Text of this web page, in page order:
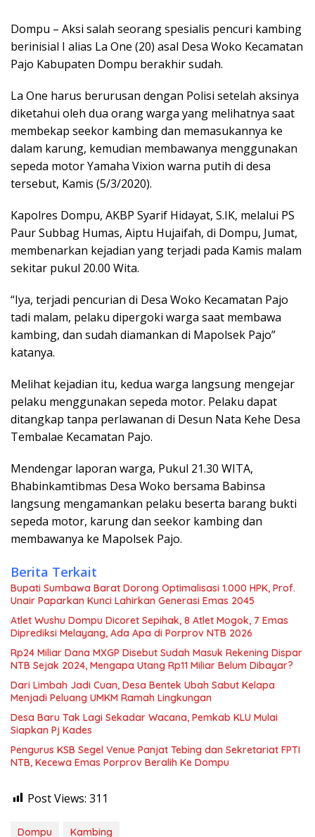
Dompu – Aksi salah seorang spesialis pencuri kambing
berinisial I alias La One (20) asal Desa Woko Kecamatan
Pajo Kabupaten Dompu berakhir sudah.
La One harus berurusan dengan Polisi setelah aksinya
diketahui oleh dua orang warga yang melihatnya saat
membekap seekor kambing dan memasukannya ke
dalam karung, kemudian membawanya menggunakan
sepeda motor Yamaha Vixion warna putih di desa
tersebut, Kamis (5/3/2020).
Kapolres Dompu, AKBP Syarif Hidayat, S.IK, melalui PS
Paur Subbag Humas, Aiptu Hujaifah, di Dompu, Jumat,
membenarkan kejadian yang terjadi pada Kamis malam
sekitar pukul 20.00 Wita.
“Iya, terjadi pencurian di Desa Woko Kecamatan Pajo
tadi malam, pelaku dipergoki warga saat membawa
kambing, dan sudah diamankan di Mapolsek Pajo”
katanya.
Melihat kejadian itu, kedua warga langsung mengejar
pelaku menggunakan sepeda motor. Pelaku dapat
ditangkap tanpa perlawanan di Desun Nata Kehe Desa
Tembalae Kecamatan Pajo.
Mendengar laporan warga, Pukul 21.30 WITA,
Bhabinkamtibmas Desa Woko bersama Babinsa
langsung mengamankan pelaku beserta barang bukti
sepeda motor, karung dan seekor kambing dan
membawanya ke Mapolsek Pajo.
Berita Terkait
Bupati Sumbawa Barat Dorong Optimalisasi 1.000 HPK, Prof.
Unair Paparkan Kunci Lahirkan Generasi Emas 2045
Atlet Wushu Dompu Dicoret Sepihak, 8 Atlet Mogok, 7 Emas
Diprediksi Melayang, Ada Apa di Porprov NTB 2026
Rp24 Miliar Dana MXGP Disebut Sudah Masuk Rekening Dispar
NTB Sejak 2024, Mengapa Utang Rp11 Miliar Belum Dibayar?
Dari Limbah Jadi Cuan, Desa Bentek Ubah Sabut Kelapa
Menjadi Peluang UMKM Ramah Lingkungan
Desa Baru Tak Lagi Sekadar Wacana, Pemkab KLU Mulai
Siapkan Pj Kades
Pengurus KSB Segel Venue Panjat Tebing dan Sekretariat FPTI
NTB, Kecewa Emas Porprov Beralih Ke Dompu
Post Views: 311
Dompu Kambing